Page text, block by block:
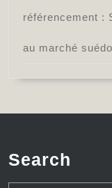
référencement :
au marché
Search